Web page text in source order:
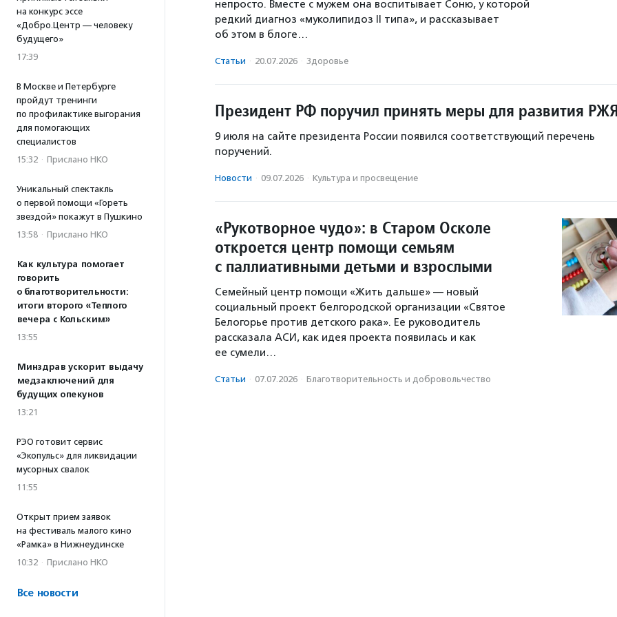
на конкурс эссе
«Добро.Центр — человеку
будущего»
17:39
В Москве и Петербурге
пройдут тренинги
по профилактике выгорания
для помогающих
специалистов
15:32 · Прислано НКО
Уникальный спектакль
о первой помощи «Гореть
звездой» покажут в Пушкино
13:58 · Прислано НКО
Как культура помогает
говорить
о благотворительности:
итоги второго «Теплого
вечера с Кольским»
13:55
Минздрав ускорит выдачу
медзаключений для
будущих опекунов
13:21
РЭО готовит сервис
«Экопульс» для ликвидации
мусорных свалок
11:55
Открыт прием заявок
на фестиваль малого кино
«Рамка» в Нижнеудинске
10:32 · Прислано НКО
Все новости
непросто. Вместе с мужем она воспитывает Соню, у которой
редкий диагноз «муколипидоз II типа», и рассказывает
об этом в блоге…
Статьи · 20.07.2026 · Здоровье
Президент РФ поручил принять меры для развития
9 июля на сайте президента России появился соответствующий перечень
поручений.
Новости · 09.07.2026 · Культура и просвещение
«Рукотворное чудо»: в Старом Осколе
откроется центр помощи семьям
с паллиативными детьми и взрослыми
Семейный центр помощи «Жить дальше» — новый
социальный проект белгородской организации «Святое
Белогорье против детского рака». Ее руководитель
рассказала АСИ, как идея проекта появилась и как
ее сумели…
Статьи · 07.07.2026 · Благотвори­тель­ность и доброволь­чест­во